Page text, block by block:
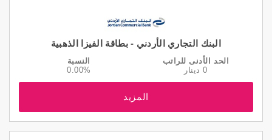
البنك التجاري الأردني - بطاقة الفيزا الذهبية
الحد الأدنى للراتب
0 دينار
النسبة
0.00%
المزيد